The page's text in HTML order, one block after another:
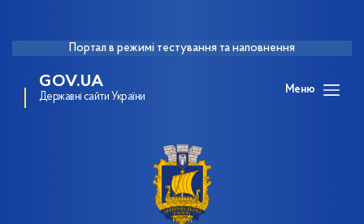
Портал в режимі тестування та наповнення
GOV.UA
Державні сайти України
Меню